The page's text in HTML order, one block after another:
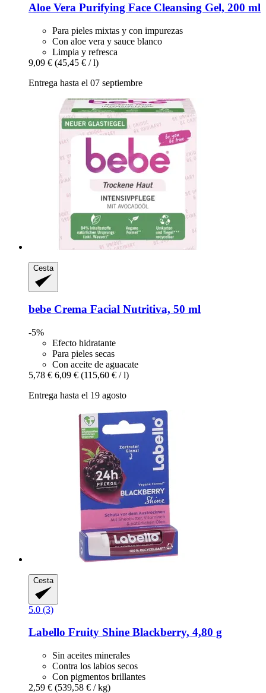
Aloe Vera Purifying Face Cleansing Gel, 200 ml
Para pieles mixtas y con impurezas
Con aloe vera y sauce blanco
Limpia y refresca
9,09 € (45,45 € / l)
Entrega hasta el 07 septiembre
Cesta
bebe Crema Facial Nutritiva, 50 ml
-5%
Efecto hidratante
Para pieles secas
Con aceite de aguacate
5,78 € 6,09 € (115,60 € / l)
Entrega hasta el 19 agosto
Cesta
5.0 (3)
Labello Fruity Shine Blackberry, 4,80 g
Sin aceites minerales
Contra los labios secos
Con pigmentos brillantes
2,59 € (539,58 € / kg)